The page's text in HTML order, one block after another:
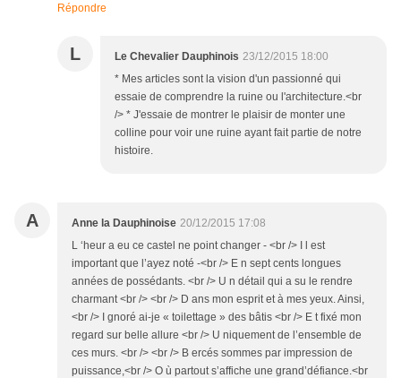
Répondre
L Le Chevalier Dauphinois 23/12/2015 18:00
* Mes articles sont la vision d'un passionné qui
essaie de comprendre la ruine ou l'architecture.<br
/> * J'essaie de montrer le plaisir de monter une
colline pour voir une ruine ayant fait partie de notre
histoire.
A Anne la Dauphinoise 20/12/2015 17:08
L ‘heur a eu ce castel ne point changer - <br /> I l est
important que l’ayez noté -<br /> E n sept cents longues
années de possédants. <br /> U n détail qui a su le rendre
charmant <br /> <br /> D ans mon esprit et à mes yeux. Ainsi,
<br /> I gnoré ai-je « toilettage » des bâtis <br /> E t fixé mon
regard sur belle allure <br /> U niquement de l’ensemble de
ces murs. <br /> <br /> B ercés sommes par impression de
puissance,<br /> O ù partout s’affiche une grand’défiance.<br